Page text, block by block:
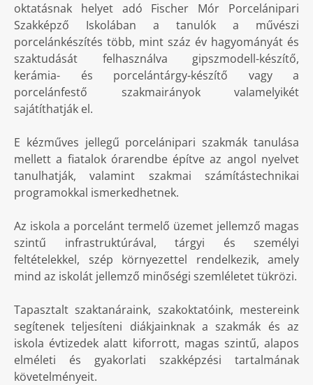
oktatásnak helyet adó Fischer Mór Porcelánipari
Szakképző Iskolában a tanulók a művészi
porcelánkészítés több, mint száz év hagyományát és
szaktudását felhasználva gipszmodell-készítő,
kerámia- és porcelántárgy-készítő vagy a
porcelánfestő szakmairányok valamelyikét
sajátíthatják el.
E kézműves jellegű porcelánipari szakmák tanulása
mellett a fiatalok órarendbe építve az angol nyelvet
tanulhatják, valamint szakmai számítástechnikai
programokkal ismerkedhetnek.
Az iskola a porcelánt termelő üzemet jellemző magas
szintű infrastruktúrával, tárgyi és személyi
feltételekkel, szép környezettel rendelkezik, amely
mind az iskolát jellemző minőségi szemléletet tükrözi.
Tapasztalt szaktanáraink, szakoktatóink, mestereink
segítenek teljesíteni diákjainknak a szakmák és az
iskola évtizedek alatt kiforrott, magas szintű, alapos
elméleti és gyakorlati szakképzési tartalmának
követelményeit.